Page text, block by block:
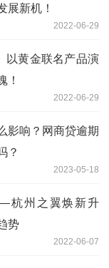
展新机！
2022-06-29
以黄金联名产品演
！
2022-06-29
影响？网商贷逾期
？
2023-05-18
杭州之翼焕新升
势
2022-06-07